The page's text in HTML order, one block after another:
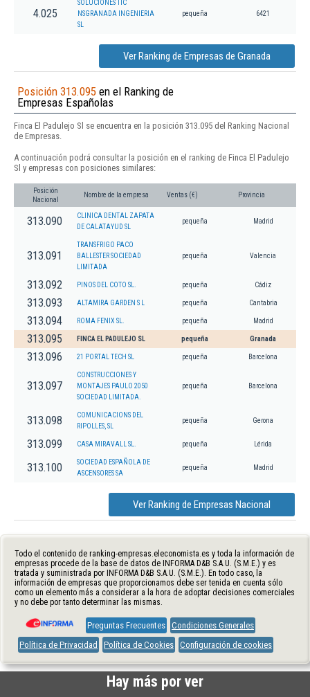
4.025
SOLUCIONES TIC
NSGRANADA INGENIERIA
SL
pequeña 6421
Ver Ranking de Empresas de Granada
Posición 313.095 en el Ranking de
Empresas Españolas
Finca El Padulejo Sl se encuentra en la posición 313.095 del Ranking Nacional
de Empresas.
A continuación podrá consultar la posición en el ranking de Finca El Padulejo
Sl y empresas con posiciones similares:
Posición
Nacional
Nombre de la empresa Ventas (€) Provincia
313.090
CLINICA DENTAL ZAPATA
DE CALATAYUD SL
pequeña Madrid
313.091
TRANSFRIGO PACO
BALLESTER SOCIEDAD
LIMITADA
pequeña Valencia
313.092 PINOS DEL COTO SL. pequeña Cádiz
313.093 ALTAMIRA GARDEN S L pequeña Cantabria
313.094 ROMA FENIX SL. pequeña Madrid
313.095 FINCA EL PADULEJO SL pequeña Granada
313.096 21 PORTAL TECH SL pequeña Barcelona
313.097
CONSTRUCCIONES Y
MONTAJES PAULO 2050
SOCIEDAD LIMITADA.
pequeña Barcelona
313.098
COMUNICACIONS DEL
RIPOLLES, SL
pequeña Gerona
313.099 CASA MIRAVALL SL. pequeña Lérida
313.100
SOCIEDAD ESPAÑOLA DE
ASCENSORES SA
pequeña Madrid
Ver Ranking de Empresas Nacional
Todo el contenido de ranking-empresas.eleconomista.es y toda la información de
empresas procede de la base de datos de INFORMA D&B S.A.U. (S.M.E.) y es
tratada y suministrada por INFORMA D&B S.A.U. (S.M.E.). En todo caso, la
información de empresas que proporcionamos debe ser tenida en cuenta sólo
como un elemento más a considerar a la hora de adoptar decisiones comerciales
y no debe por tanto determinar las mismas.
Preguntas Frecuentes Condiciones Generales
Política de Privacidad
Política de Cookies Configuración de cookies
Hay más por ver